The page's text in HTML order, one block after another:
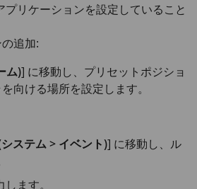
プリケーションを設定していること
追加:
ム)] に移動し、プリセットポジショ
向ける場所を設定します。
ステム > イベント)] に移動し、ル
ます。